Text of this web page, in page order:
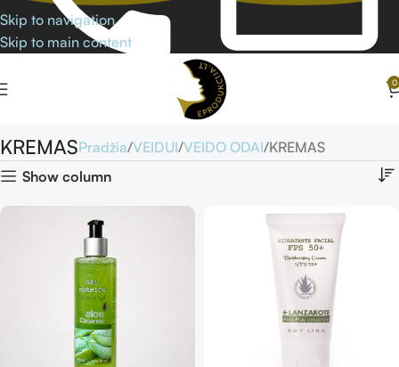
Skip to navigation
Skip to main content
0
KREMASPradžia VEIDUI VEIDO ODAI KREMAS
Show column